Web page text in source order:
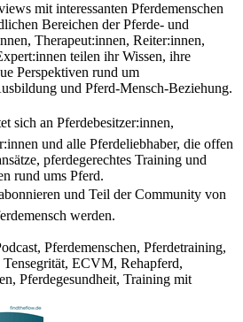
mit interessanten Pferdemenschen
Bereichen der Pferde- und
Therapeut:innen, Reiter:innen,
teilen ihr Wissen, ihre
Perspektiven rund um
und Pferd-Mensch-Beziehung.
sich an Pferdebesitzer:innen,
und alle Pferdeliebhaber, die offen
pferdegerechtes Training und
rund ums Pferd.
und Teil der Community von
werden.
Pferdemenschen, Pferdetraining,
ECVM, Rehapferd,
Pferdegesundheit, Training mit